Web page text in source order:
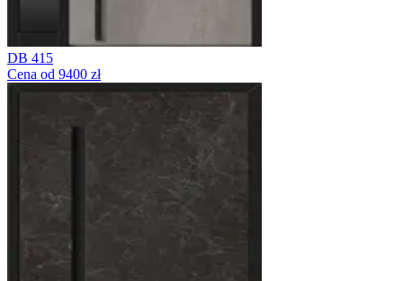
DB 415
Cena od 9400 zł